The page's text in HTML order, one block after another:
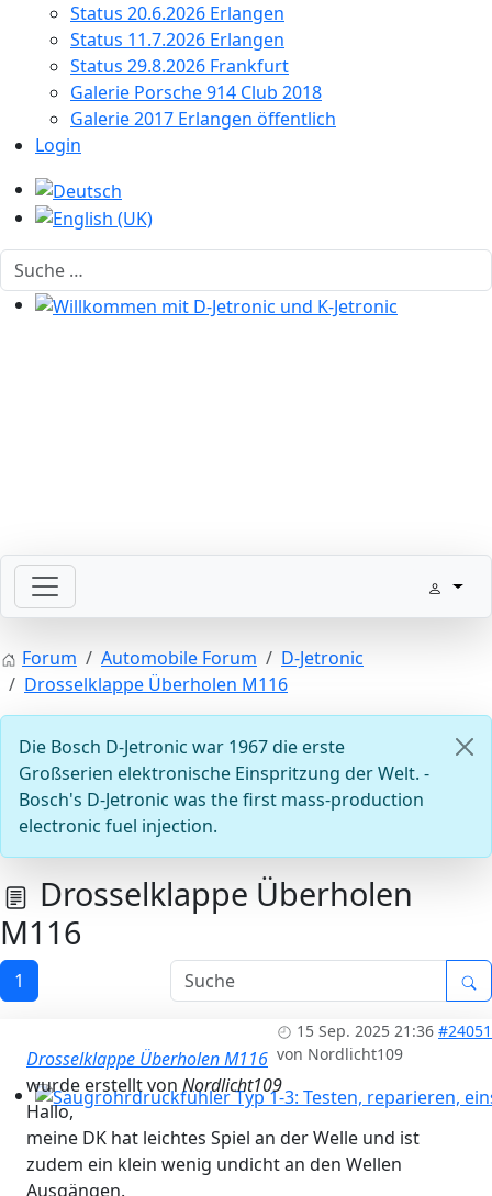
Status 20.6.2026 Erlangen
Status 11.7.2026 Erlangen
Status 29.8.2026 Frankfurt
Galerie Porsche 914 Club 2018
Galerie 2017 Erlangen öffentlich
Login
Sprache auswählen
Suchen
Willkommen mit der Zündung
Steuergeräte D-Jetronic & KE-Jetronic: Prüfen und
Saugrohrdruckfühler Typ 1-3: Testen, reparieren,
Forum Automobile Forum
D-Jetronic
Drosselklappe Überholen M116
Die Bosch D-Jetronic war 1967 die erste
Großserien elektronische Einspritzung der Welt. -
Bosch's D-Jetronic was the first mass-production
electronic fuel injection.
Drosselklappe Überholen
M116
1
15 Sep. 2025 21:36 #24051
von Nordlicht109
Drosselklappe Überholen M116
wurde erstellt von Nordlicht109
Hallo,
meine DK hat leichtes Spiel an der Welle und ist
zudem ein klein wenig undicht an den Wellen
Ausgängen.